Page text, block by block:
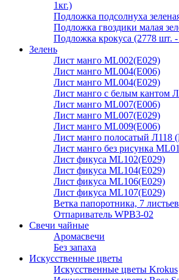
1кг.)
Подложка подсолнуха
Подложка гвоздики малая
Подложка крокуса (2778 шт. -
Зелень
Лист манго ML002(E029)
Лист манго ML004(E006)
Лист манго ML004(E029)
Лист манго с белым кантом
Лист манго ML007(E006)
Лист манго ML007(E029)
Лист манго ML009(E006)
Лист манго полосатый Л118
Лист манго без рисунка
Лист фикуса ML102(E029)
Лист фикуса ML104(E029)
Лист фикуса ML106(E029)
Лист фикуса ML107(E029)
Ветка папоротника, 7 листьев
Отпариватель WPB3-02
Свечи чайные
Аромасвечи
Без запаха
Искусственные цветы
Искусственные цветы Krokus